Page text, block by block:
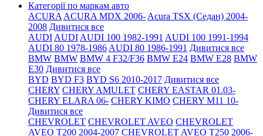
Категорії по маркам авто
ACURA ACURA MDX 2006- Acura TSX (Седан) 2004-
2008 Дивитися все
AUDI AUDI AUDI 100 1982-1991 AUDI 100 1991-1994
AUDI 80 1978-1986 AUDI 80 1986-1991 Дивитися все
BMW BMW BMW 4 F32/F36 BMW E24 BMW E28 BMW
E30 Дивитися все
BYD BYD F3 BYD S6 2010-2017 Дивитися все
CHERY CHERY AMULET CHERY EASTAR 01.03-
CHERY ELARA 06- CHERY KIMO CHERY M11 10-
Дивитися все
CHEVROLET CHEVROLET AVEO CHEVROLET
AVEO Т200 2004-2007 CHEVROLET AVEO Т250 2006-